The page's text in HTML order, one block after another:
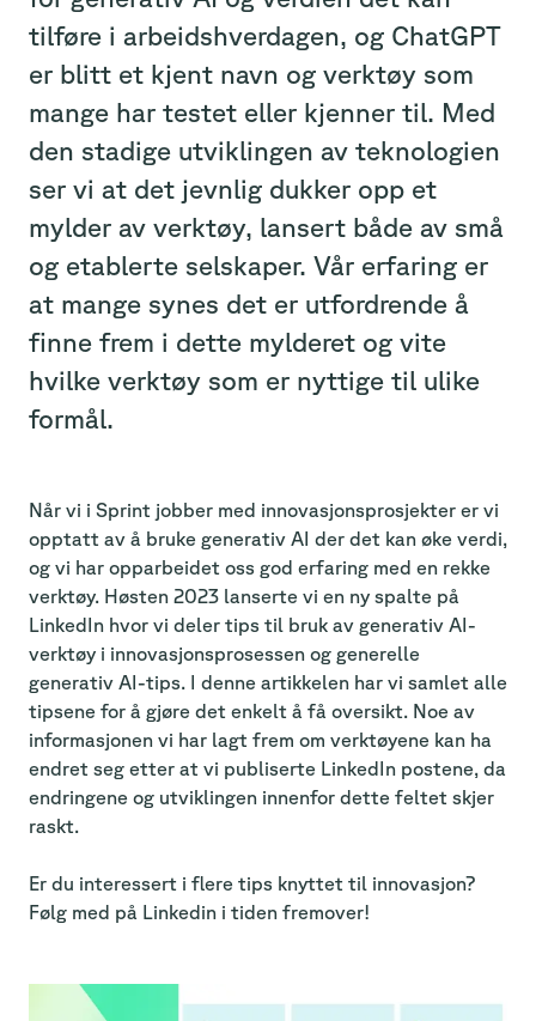
tilføre i arbeidshverdagen, og ChatGPT
er blitt et kjent navn og verktøy som
mange har testet eller kjenner til. Med
den stadige utviklingen av teknologien
ser vi at det jevnlig dukker opp et
mylder av verktøy, lansert både av små
og etablerte selskaper. Vår erfaring er
at mange synes det er utfordrende å
finne frem i dette mylderet og vite
hvilke verktøy som er nyttige til ulike
formål.
Når vi i Sprint jobber med innovasjonsprosjekter er vi
opptatt av å bruke generativ AI der det kan øke verdi,
og vi har opparbeidet oss god erfaring med en rekke
verktøy. Høsten 2023 lanserte vi en ny spalte på
LinkedIn hvor vi deler tips til bruk av generativ AI-
verktøy i innovasjonsprosessen og generelle
generativ AI-tips. I denne artikkelen har vi samlet alle
tipsene for å gjøre det enkelt å få oversikt. Noe av
informasjonen vi har lagt frem om verktøyene kan ha
endret seg etter at vi publiserte LinkedIn postene, da
endringene og utviklingen innenfor dette feltet skjer
raskt.
Er du interessert i flere tips knyttet til innovasjon?
Følg med på Linkedin i tiden fremover!